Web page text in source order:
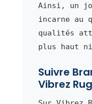
Ainsi, un
incarne au
qualités
plus haut
Suivre
Vibrez